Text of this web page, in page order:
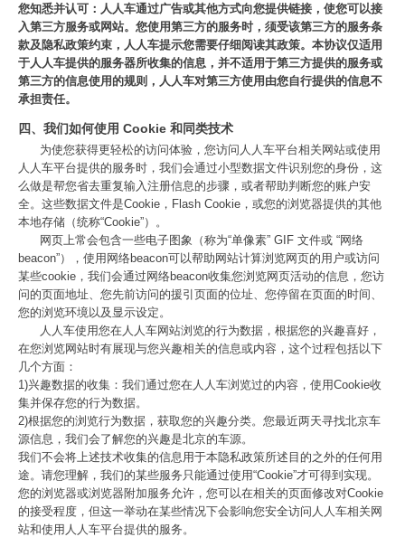
您知悉并认可：人人车通过广告或其他方式向您提供链接，使您可以接
入第三方服务或网站。您使用第三方的服务时，须受该第三方的服务条
款及隐私政策约束，人人车提示您需要仔细阅读其政策。本协议仅适用
于人人车提供的服务器所收集的信息，并不适用于第三方提供的服务或
第三方的信息使用的规则，人人车对第三方使用由您自行提供的信息不
承担责任。
四、我们如何使用 Cookie 和同类技术
为使您获得更轻松的访问体验，您访问人人车平台相关网站或使用
人人车平台提供的服务时，我们会通过小型数据文件识别您的身份，这
么做是帮您省去重复输入注册信息的步骤，或者帮助判断您的账户安
全。这些数据文件是Cookie，Flash Cookie，或您的浏览器提供的其他
本地存储（统称“Cookie”）。
网页上常会包含一些电子图象（称为“单像素” GIF 文件或 “网络
beacon”），使用网络beacon可以帮助网站计算浏览网页的用户或访问
某些cookie，我们会通过网络beacon收集您浏览网页活动的信息，您访
问的页面地址、您先前访问的援引页面的位址、您停留在页面的时间、
您的浏览环境以及显示设定。
人人车使用您在人人车网站浏览的行为数据，根据您的兴趣喜好，
在您浏览网站时有展现与您兴趣相关的信息或内容，这个过程包括以下
几个方面：
1)兴趣数据的收集：我们通过您在人人车浏览过的内容，使用Cookie收
集并保存您的行为数据。
2)根据您的浏览行为数据，获取您的兴趣分类。您最近两天寻找北京车
源信息，我们会了解您的兴趣是北京的车源。
我们不会将上述技术收集的信息用于本隐私政策所述目的之外的任何用
途。请您理解，我们的某些服务只能通过使用“Cookie”才可得到实现。
您的浏览器或浏览器附加服务允许，您可以在相关的页面修改对Cookie
的接受程度，但这一举动在某些情况下会影响您安全访问人人车相关网
站和使用人人车平台提供的服务。